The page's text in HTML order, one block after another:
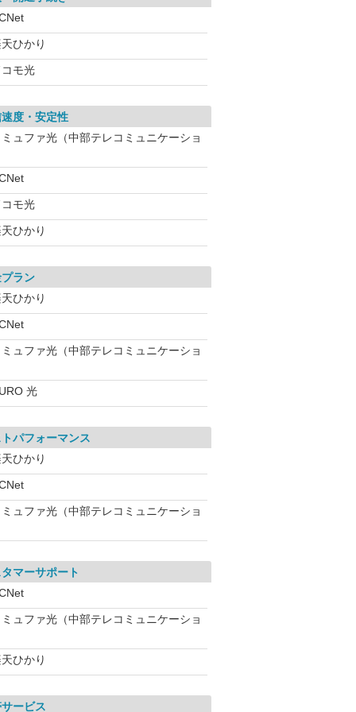
ひかり
コモ光
度・安定性
ミュファ光（中部テレコミュニケーショ
コモ光
ひかり
ラン
ひかり
ミュファ光（中部テレコミュニケーショ
光
トパフォーマンス
ひかり
ミュファ光（中部テレコミュニケーショ
マーサポート
ミュファ光（中部テレコミュニケーショ
ひかり
ービス